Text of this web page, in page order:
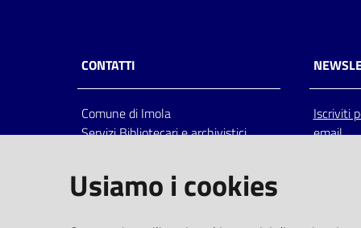
CONTATTI
Comune di Imola
Servizi Bibliotecari e archivistici
Italia
centralino: tel 0542.6026.36 fax
Iscriviti
email
Usiamo i cookies